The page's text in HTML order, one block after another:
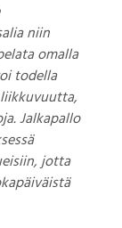
niin
omalla
todella
Jalkapallo
jotta